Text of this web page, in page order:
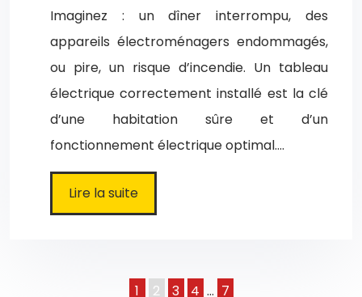
Imaginez : un dîner interrompu, des
appareils électroménagers endommagés,
ou pire, un risque d’incendie. Un tableau
électrique correctement installé est la clé
d’une habitation sûre et d’un
fonctionnement électrique optimal….
Lire la suite
1 2 3 4 … 7